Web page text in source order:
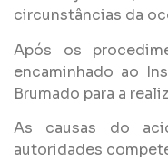
circunstâncias da
Após os
encaminhado ao
Brumado para a
As causas do
autoridades